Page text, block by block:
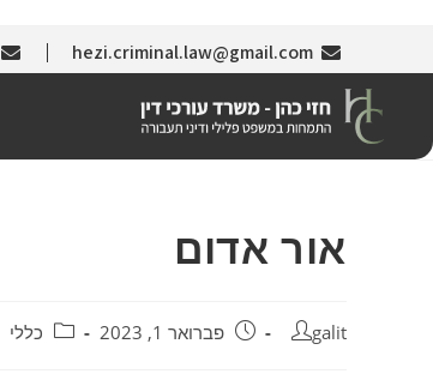
hezi.criminal.law@gmail.com
אור אדום
galit פברואר 1, 2023 כללי